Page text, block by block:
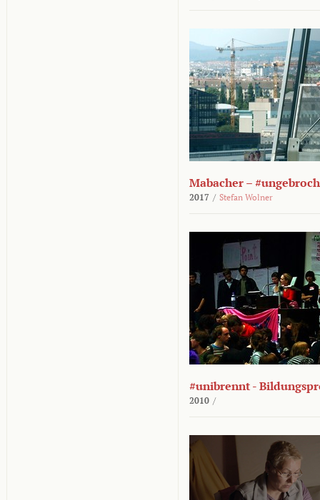
Mabacher –
2017 / Stefan Wolner
#unibrennt -
2010 /